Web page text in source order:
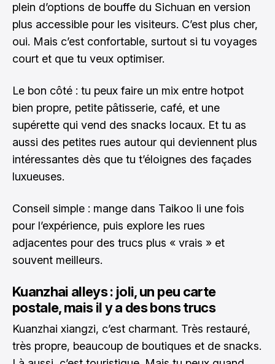
plein d’options de bouffe du Sichuan en version
plus accessible pour les visiteurs. C’est plus cher,
oui. Mais c’est confortable, surtout si tu voyages
court et que tu veux optimiser.
Le bon côté : tu peux faire un mix entre hotpot
bien propre, petite pâtisserie, café, et une
supérette qui vend des snacks locaux. Et tu as
aussi des petites rues autour qui deviennent plus
intéressantes dès que tu t’éloignes des façades
luxueuses.
Conseil simple : mange dans Taikoo li une fois
pour l’expérience, puis explore les rues
adjacentes pour des trucs plus « vrais » et
souvent meilleurs.
Kuanzhai alleys : joli, un peu carte
postale, mais il y a des bons trucs
Kuanzhai xiangzi, c’est charmant. Très restauré,
très propre, beaucoup de boutiques et de snacks.